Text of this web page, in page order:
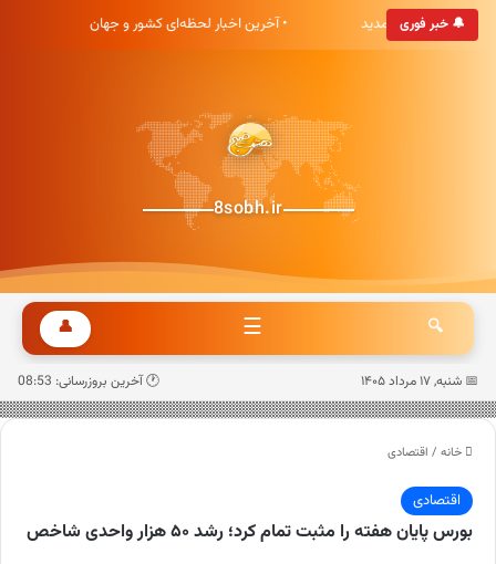
🔔 خبر فوری
هشت صبح خوش آمدید • آخرین اخبار لحظه‌ای کشور و جهان
8sobh.ir
🔍
☰
👤
📅 شنبه, ۱۷ مرداد ۱۴۰۵ 🕐 آخرین بروزرسانی: 08:53
خانه / اقتصادی
اقتصادی
بورس پایان هفته را مثبت تمام کرد؛ رشد ۵۰ هزار واحدی شاخص